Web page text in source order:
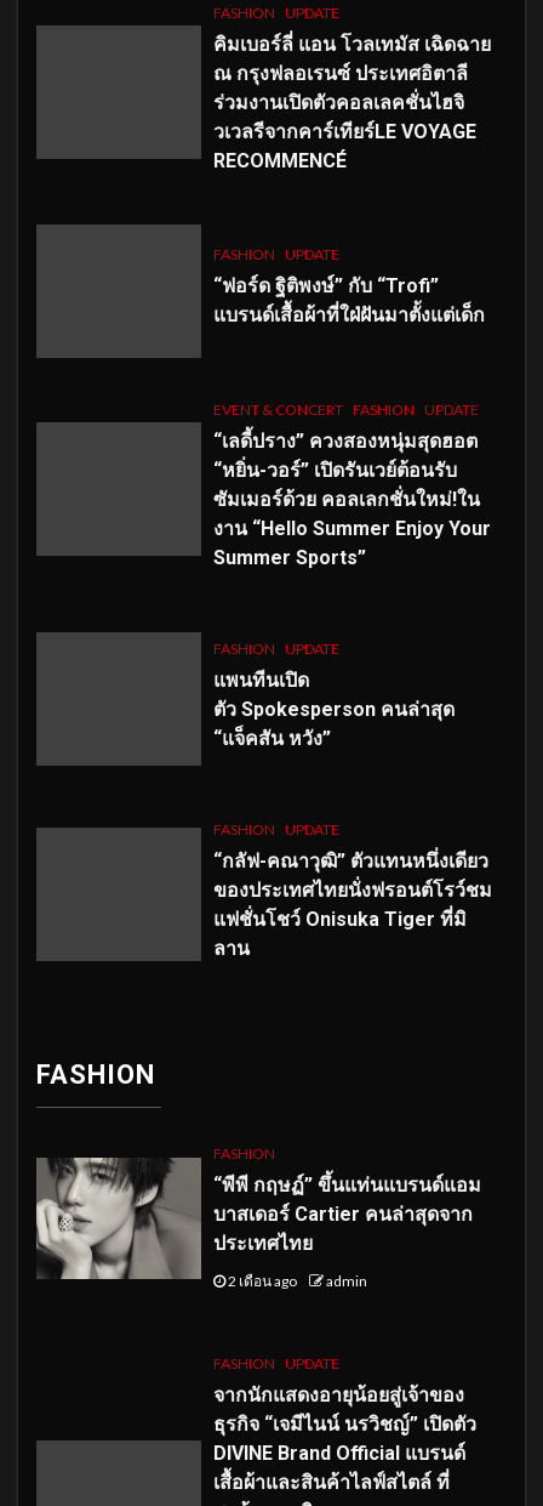
FASHION UPDATE
คิมเบอร์ลี่ แอน โวลเทมัส เฉิดฉาย
ณ กรุงฟลอเรนซ์ ประเทศอิตาลี
ร่วมงานเปิดตัวคอลเลคชั่นไฮจิ
วเวลรีจากคาร์เทียร์LE VOYAGE
RECOMMENCÉ
FASHION UPDATE
“ฟอร์ด ฐิติพงษ์” กับ “Trofi”
แบรนด์เสื้อผ้าที่ใฝ่ฝันมาตั้งแต่เด็ก
EVENT & CONCERT FASHION UPDATE
“เลดี้ปราง” ควงสองหนุ่มสุดฮอต
“หยิ่น-วอร์” เปิดรันเวย์ต้อนรับ
ซัมเมอร์ด้วย คอลเลกชั่นใหม่!ใน
งาน “Hello Summer Enjoy Your
Summer Sports”
FASHION UPDATE
แพนทีนเปิด
ตัว Spokesperson คนล่าสุด
“แจ็คสัน หวัง”
FASHION UPDATE
“กลัฟ-คณาวุฒิ” ตัวแทนหนึ่งเดียว
ของประเทศไทยนั่งฟรอนต์โรว์ชม
แฟชั่นโชว์ Onisuka Tiger ที่มิ
ลาน
FASHION
FASHION
“พีพี กฤษฏ์” ขึ้นแท่นแบรนด์แอม
บาสเดอร์ Cartier คนล่าสุดจาก
ประเทศไทย
2 เดือน ago admin
FASHION UPDATE
จากนักแสดงอายุน้อยสู่เจ้าของ
ธุรกิจ “เจมีไนน์ นรวิชญ์” เปิดตัว
DIVINE Brand Official แบรนด์
เสื้อผ้าและสินค้าไลฟ์สไตล์ ที่